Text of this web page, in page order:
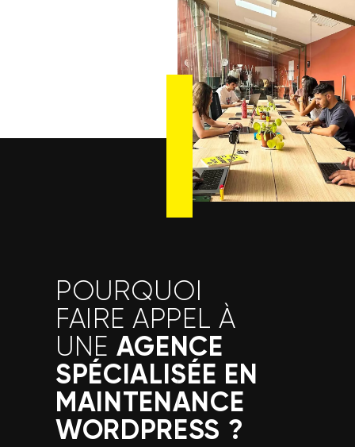
POURQUOI
FAIRE APPEL À
UNE AGENCE
SPÉCIALISÉE EN
MAINTENANCE
WORDPRESS ?